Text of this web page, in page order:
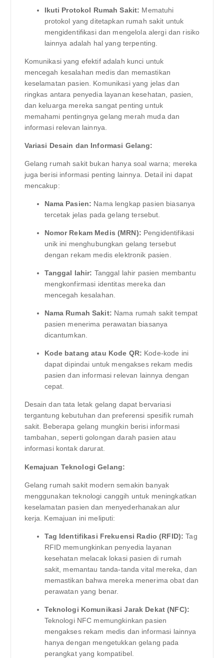
Ikuti Protokol Rumah Sakit: Mematuhi
protokol yang ditetapkan rumah sakit untuk
mengidentifikasi dan mengelola alergi dan risiko
lainnya adalah hal yang terpenting.
Komunikasi yang efektif adalah kunci untuk
mencegah kesalahan medis dan memastikan
keselamatan pasien. Komunikasi yang jelas dan
ringkas antara penyedia layanan kesehatan, pasien,
dan keluarga mereka sangat penting untuk
memahami pentingnya gelang merah muda dan
informasi relevan lainnya.
Variasi Desain dan Informasi Gelang:
Gelang rumah sakit bukan hanya soal warna; mereka
juga berisi informasi penting lainnya. Detail ini dapat
mencakup:
Nama Pasien: Nama lengkap pasien biasanya
tercetak jelas pada gelang tersebut.
Nomor Rekam Medis (MRN): Pengidentifikasi
unik ini menghubungkan gelang tersebut
dengan rekam medis elektronik pasien.
Tanggal lahir: Tanggal lahir pasien membantu
mengkonfirmasi identitas mereka dan
mencegah kesalahan.
Nama Rumah Sakit: Nama rumah sakit tempat
pasien menerima perawatan biasanya
dicantumkan.
Kode batang atau Kode QR: Kode-kode ini
dapat dipindai untuk mengakses rekam medis
pasien dan informasi relevan lainnya dengan
cepat.
Desain dan tata letak gelang dapat bervariasi
tergantung kebutuhan dan preferensi spesifik rumah
sakit. Beberapa gelang mungkin berisi informasi
tambahan, seperti golongan darah pasien atau
informasi kontak darurat.
Kemajuan Teknologi Gelang:
Gelang rumah sakit modern semakin banyak
menggunakan teknologi canggih untuk meningkatkan
keselamatan pasien dan menyederhanakan alur
kerja. Kemajuan ini meliputi:
Tag Identifikasi Frekuensi Radio (RFID): Tag
RFID memungkinkan penyedia layanan
kesehatan melacak lokasi pasien di rumah
sakit, memantau tanda-tanda vital mereka, dan
memastikan bahwa mereka menerima obat dan
perawatan yang benar.
Teknologi Komunikasi Jarak Dekat (NFC):
Teknologi NFC memungkinkan pasien
mengakses rekam medis dan informasi lainnya
hanya dengan mengetukkan gelang pada
perangkat yang kompatibel.